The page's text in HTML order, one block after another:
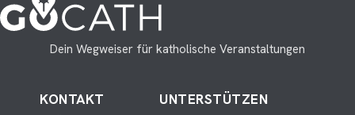
Dein Wegweiser für katholische Veranstaltungen
KONTAKT UNTERSTÜTZEN